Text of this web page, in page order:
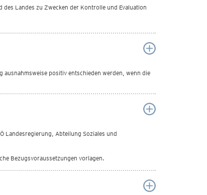
Landes zu Zwecken der Kontrolle und Evaluation
positiv entschieden werden, wenn die
Landesregierung, Abteilung Soziales und
Bezugsvoraussetzungen vorlagen.